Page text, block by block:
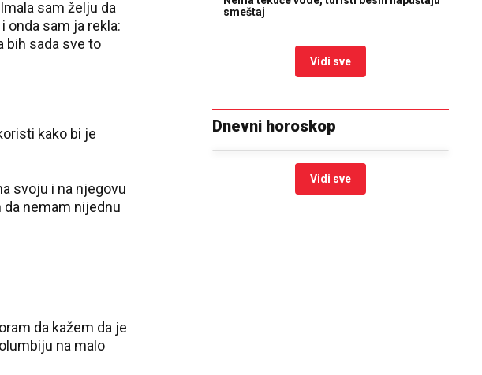
sam želju da
onda sam ja rekla:
bih sada sve to
kako bi je
svoju i na njegovu
da nemam nijednu
da kažem da je
na malo
smeštaj
Vidi sve
Dnevni horoskop
Vidi sve